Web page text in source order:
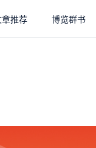
章推荐 博览群书